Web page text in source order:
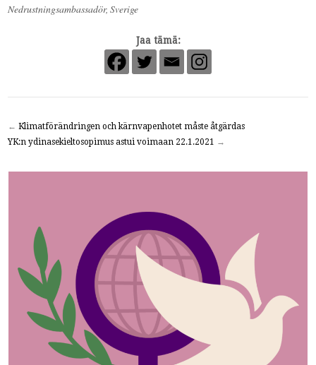
Nedrustningsambassadör, Sverige
Jaa tämä:
←Klimatförändringen och kärnvapenhotet måste åtgärdas
YK:n ydinasekieltosopimus astui voimaan 22.1.2021 →